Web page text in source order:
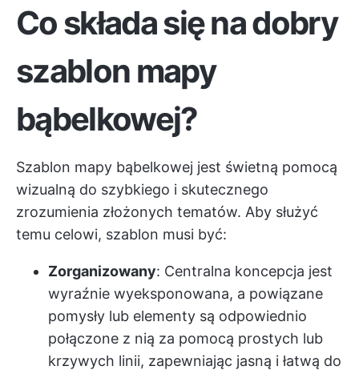
Co składa się na dobry
szablon mapy
bąbelkowej?
Szablon mapy bąbelkowej jest świetną pomocą
wizualną do szybkiego i skutecznego
zrozumienia złożonych tematów. Aby służyć
temu celowi, szablon musi być:
Zorganizowany: Centralna koncepcja jest
wyraźnie wyeksponowana, a powiązane
pomysły lub elementy są odpowiednio
połączone z nią za pomocą prostych lub
krzywych linii, zapewniając jasną i łatwą do